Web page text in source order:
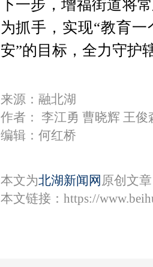
下一步，增福街道将
为抓手，实现“教育
安”的目标，全力守护
来源：融北湖
作者： 李江勇 曹晓辉 王俊
编辑：何红桥
本文为北湖新闻网 原创文
本文链接： https://